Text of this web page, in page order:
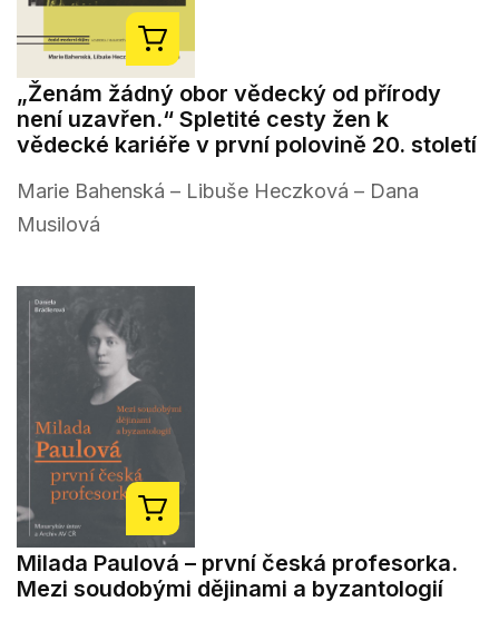
„Ženám žádný obor vědecký od přírody
není uzavřen.“ Spletité cesty žen k
vědecké kariéře v první polovině 20. století
Marie Bahenská – Libuše Heczková – Dana
Musilová
Milada Paulová – první česká profesorka.
Mezi soudobými dějinami a byzantologií